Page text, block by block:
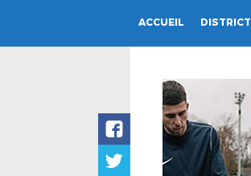
ACCUEIL DISTRICT